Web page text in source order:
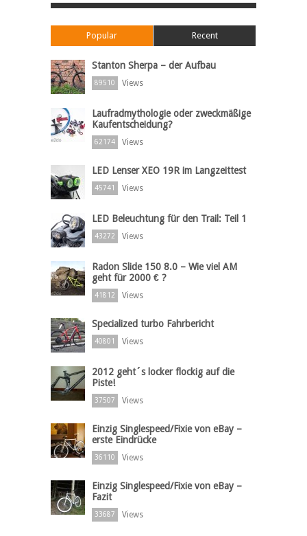
Popular Recent
Stanton Sherpa – der Aufbau
89510 Views
Laufradmythologie oder zweckmäßige
Kaufentscheidung?
62174 Views
LED Lenser XEO 19R im Langzeittest
45741 Views
LED Beleuchtung für den Trail: Teil 1
43272 Views
Radon Slide 150 8.0 – Wie viel AM
geht für 2000 € ?
41812 Views
Specialized turbo Fahrbericht
40801 Views
2012 geht´s locker flockig auf die
Piste!
37507 Views
Einzig Singlespeed/Fixie von eBay –
erste Eindrücke
36110 Views
Einzig Singlespeed/Fixie von eBay –
Fazit
33687 Views